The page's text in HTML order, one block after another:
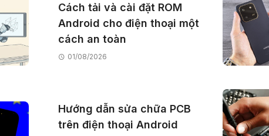
Cách tải và cài đặt ROM
Android cho điện thoại một
cách an toàn
01/08/2026
Hướng dẫn sửa chữa PCB
trên điện thoại Android